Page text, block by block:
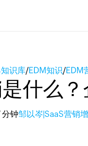
识库/EDM知识/EDM
什么
分钟邹以岑|SaaS营销